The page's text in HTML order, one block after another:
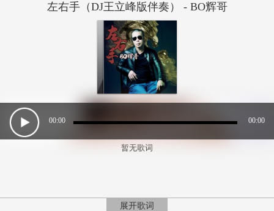
左右手（DJ王立峰版伴奏） - BO辉哥
00:00 00:00
暂无歌词
展开歌词